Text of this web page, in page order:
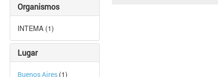
Organismos
INTEMA (1)
Lugar
Buenos Aires (1)